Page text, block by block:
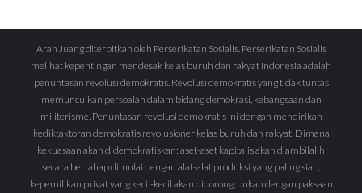
Arah Juang diterbitkan oleh Perserikatan Sosialis. Perserikatan Sosialis
melihat kepentingan mendesak kelas buruh dan rakyat Indonesia adalah
penuntasan revolusi demokratis. Revolusi demokratis yang tidak tuntas
memunculkan persoalan dalam bidang demokrasi, kebangsaan dan
militerisme. Penuntasan revolusi demokratis ini dengan mendirikan
kediktaktoran demokratis revolusioner kelas buruh dan rakyat. Dimana
kekuasaan akan didemokratiskan; aset-aset kapitalis akan diambilalih
secara bertahap dimulai dengan alat-alat produksi yang paling siap;
kepemilikan privat yang kecil-kecil akan didorong, bukan dengan paksaan